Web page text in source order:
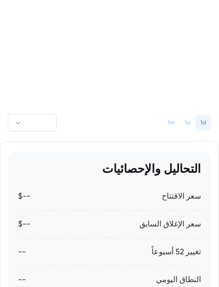
1d
1w
1m
التحاليل والإحصائيات
سعر الاقتتاح --$
سعر الإغلاق السابق --$
تغيير 52 أسبوعاً --
النطاق اليومي --